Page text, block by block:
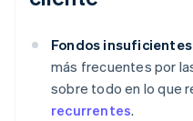
Fondos
más frecuentes por
sobre todo en lo que
recurrentes.